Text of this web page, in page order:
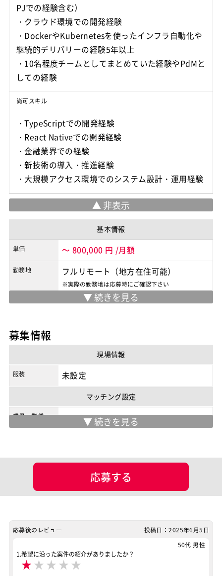
PJでの経験含む）
・クラウド環境での開発経験
・DockerやKubernetesを使ったインフラ自動化や
継続的デリバリーの経験5年以上
・10名程度チームとしてまとめていた経験やPdMと
しての経験
尚可スキル
・TypeScriptでの開発経験
・React Nativeでの開発経験
・金融業界での経験
・新技術の導入・推進経験
・大規模アクセス環境でのシステム設計・運用経験
基本情報
単価 ～ 800,000 円 /月額
勤務地 フルリモート（地方在住可能）
※実際の勤務地は応募時にご確認下さい
契約形態 業務委託
募集情報
現場情報
服装 未設定
マッチング設定
業界・業種
フロントエンドエンジニア
Java Ruby Ruby on Rails AWS TypeScript
その他 リモートOK
応募する
応募後のレビュー
投稿日：2025年6月5日
50代 男性
1.希望に沿った案件の紹介がありましたか？
★ ★ ★ ★ ★